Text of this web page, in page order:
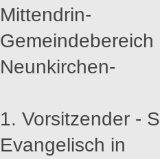
Mittendrin-
Gemeindebereich
Neunkirchen-
1. Vorsitzender -
Evangelisch in